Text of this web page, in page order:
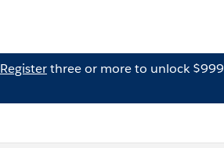
Registerthree or more to unlock $999